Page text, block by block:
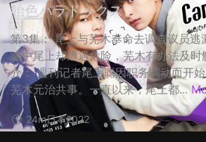
飴色パラドックス
第3集： 尾上与芜木奉命去调查议员逃
途中尾上却遭遇危险，芜木有办法及
介： 週刊记者尾上聪因职务调动而开
芜木元治共事。一直以来，尾上都...
24m日本2022